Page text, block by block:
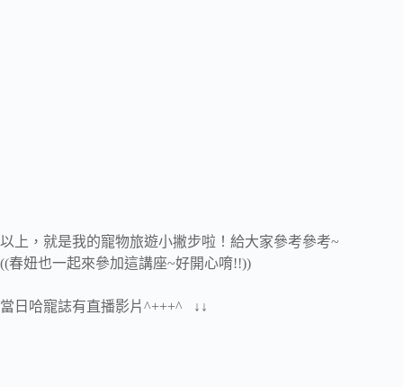
以上，就是我的寵物旅遊小撇步啦！給大家參考參考~
((春妞也一起來參加這講座~好開心唷!!))
當日哈寵誌有直播影片^+++^ ↓↓